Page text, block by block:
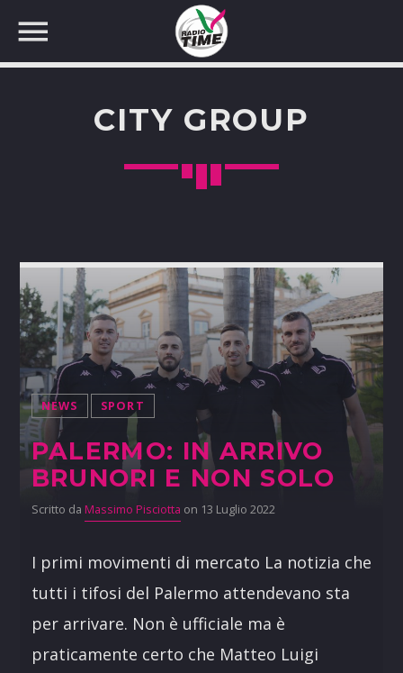
CITY GROUP
NEWS SPORT
PALERMO: IN ARRIVO
BRUNORI E NON SOLO
Scritto da Massimo Pisciotta on 13 Luglio 2022
I primi movimenti di mercato La notizia che
tutti i tifosi del Palermo attendevano sta
per arrivare. Non è ufficiale ma è
praticamente certo che Matteo Luigi